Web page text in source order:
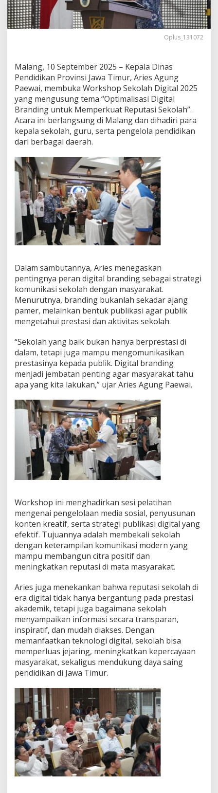
e
k
o
e
r
k
u
a
t
R
e
p
u
t
a
s
i
L
e
w
a
t
a
l
B
r
a
n
i
n
g
Oplus_131072
Malang, 10 September 2025 – Kepala Dinas
Pendidikan Provinsi Jawa Timur, Aries Agung
Paewai, membuka Workshop Sekolah Digital 2025
yang mengusung tema “Optimalisasi Digital
Branding untuk Memperkuat Reputasi Sekolah”.
Acara ini berlangsung di Malang dan dihadiri para
kepala sekolah, guru, serta pengelola pendidikan
dari berbagai daerah.
Dalam sambutannya, Aries menegaskan
pentingnya peran digital branding sebagai strategi
komunikasi sekolah dengan masyarakat.
Menurutnya, branding bukanlah sekadar ajang
pamer, melainkan bentuk publikasi agar publik
mengetahui prestasi dan aktivitas sekolah.
“Sekolah yang baik bukan hanya berprestasi di
dalam, tetapi juga mampu mengomunikasikan
prestasinya kepada publik. Digital branding
menjadi jembatan penting agar masyarakat tahu
apa yang kita lakukan,” ujar Aries Agung Paewai.
Workshop ini menghadirkan sesi pelatihan
mengenai pengelolaan media sosial, penyusunan
konten kreatif, serta strategi publikasi digital yang
efektif. Tujuannya adalah membekali sekolah
dengan keterampilan komunikasi modern yang
mampu membangun citra positif dan
meningkatkan reputasi di mata masyarakat.
Aries juga menekankan bahwa reputasi sekolah di
era digital tidak hanya bergantung pada prestasi
akademik, tetapi juga bagaimana sekolah
menyampaikan informasi secara transparan,
inspiratif, dan mudah diakses. Dengan
memanfaatkan teknologi digital, sekolah bisa
memperluas jejaring, meningkatkan kepercayaan
masyarakat, sekaligus mendukung daya saing
pendidikan di Jawa Timur.